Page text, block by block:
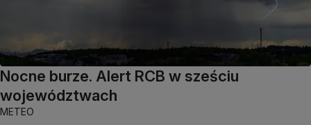
Nocne burze. Alert RCB w sześciu
województwach
METEO